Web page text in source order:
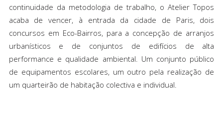
continuidade da metodologia de trabalho, o Atelier Topos
acaba de vencer, à entrada da cidade de Paris, dois
concursos em Eco-Bairros, para a concepção de arranjos
urbanísticos e de conjuntos de edifícios de alta
performance e qualidade ambiental. Um conjunto público
de equipamentos escolares, um outro pela realização de
um quarteirão de habitação colectiva e individual.